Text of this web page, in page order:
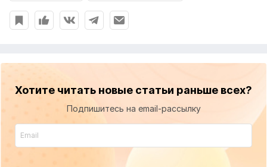
Хотите читать новые статьи раньше всех?
Подпишитесь на email-рассылку